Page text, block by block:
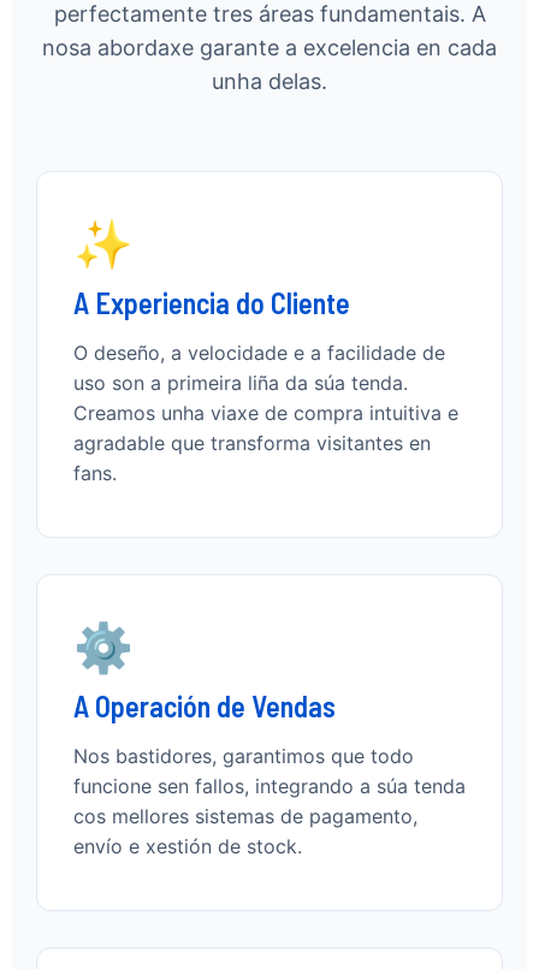
perfectamente tres áreas fundamentais. A
nosa abordaxe garante a excelencia en cada
unha delas.
✨
A Experiencia do Cliente
O deseño, a velocidade e a facilidade de
uso son a primeira liña da súa tenda.
Creamos unha viaxe de compra intuitiva e
agradable que transforma visitantes en
fans.
⚙️
A Operación de Vendas
Nos bastidores, garantimos que todo
funcione sen fallos, integrando a súa tenda
cos mellores sistemas de pagamento,
envío e xestión de stock.